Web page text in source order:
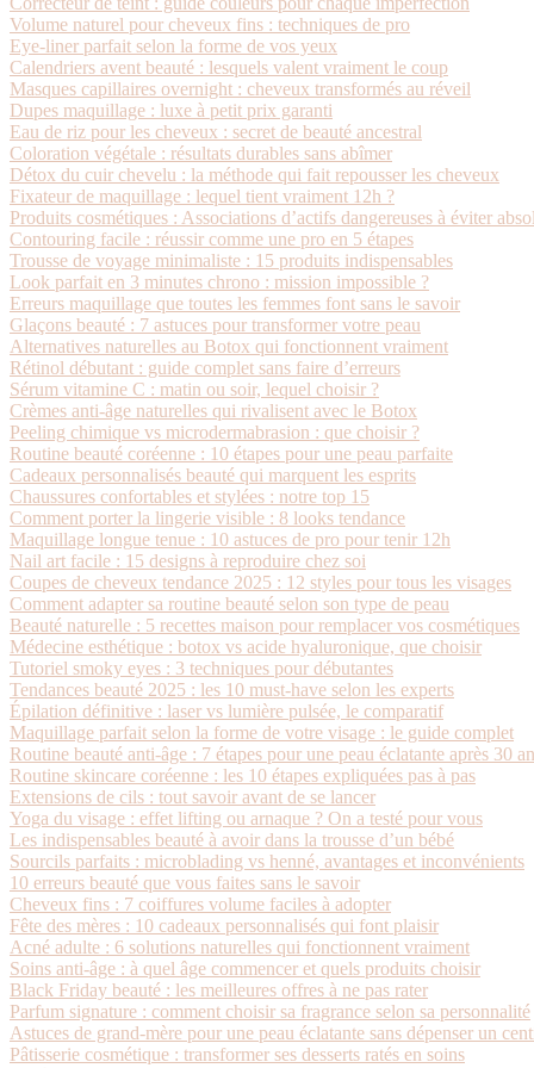
Volume naturel pour cheveux fins : techniques de pro
Eye-liner parfait selon la forme de vos yeux
Calendriers avent beauté : lesquels valent vraiment le coup
Masques capillaires overnight : cheveux transformés au réveil
Dupes maquillage : luxe à petit prix garanti
Eau de riz pour les cheveux : secret de beauté ancestral
Coloration végétale : résultats durables sans abîmer
Détox du cuir chevelu : la méthode qui fait repousser les cheveux
Fixateur de maquillage : lequel tient vraiment 12h ?
Produits cosmétiques : Associations d’actifs dangereuses à éviter
Contouring facile : réussir comme une pro en 5 étapes
Trousse de voyage minimaliste : 15 produits indispensables
Look parfait en 3 minutes chrono : mission impossible ?
Erreurs maquillage que toutes les femmes font sans le savoir
Glaçons beauté : 7 astuces pour transformer votre peau
Alternatives naturelles au Botox qui fonctionnent vraiment
Rétinol débutant : guide complet sans faire d’erreurs
Sérum vitamine C : matin ou soir, lequel choisir ?
Crèmes anti-âge naturelles qui rivalisent avec le Botox
Peeling chimique vs microdermabrasion : que choisir ?
Routine beauté coréenne : 10 étapes pour une peau parfaite
Cadeaux personnalisés beauté qui marquent les esprits
Chaussures confortables et stylées : notre top 15
Comment porter la lingerie visible : 8 looks tendance
Maquillage longue tenue : 10 astuces de pro pour tenir 12h
Nail art facile : 15 designs à reproduire chez soi
Coupes de cheveux tendance 2025 : 12 styles pour tous les visages
Comment adapter sa routine beauté selon son type de peau
Beauté naturelle : 5 recettes maison pour remplacer vos cosmétiques
Médecine esthétique : botox vs acide hyaluronique, que choisir
Tutoriel smoky eyes : 3 techniques pour débutantes
Tendances beauté 2025 : les 10 must-have selon les experts
Épilation définitive : laser vs lumière pulsée, le comparatif
Maquillage parfait selon la forme de votre visage : le guide complet
Routine beauté anti-âge : 7 étapes pour une peau éclatante après 30
Routine skincare coréenne : les 10 étapes expliquées pas à pas
Extensions de cils : tout savoir avant de se lancer
Yoga du visage : effet lifting ou arnaque ? On a testé pour vous
Les indispensables beauté à avoir dans la trousse d’un bébé
Sourcils parfaits : microblading vs henné, avantages et inconvénients
10 erreurs beauté que vous faites sans le savoir
Cheveux fins : 7 coiffures volume faciles à adopter
Fête des mères : 10 cadeaux personnalisés qui font plaisir
Acné adulte : 6 solutions naturelles qui fonctionnent vraiment
Soins anti-âge : à quel âge commencer et quels produits choisir
Black Friday beauté : les meilleures offres à ne pas rater
Parfum signature : comment choisir sa fragrance selon sa personnalité
Astuces de grand-mère pour une peau éclatante sans dépenser un
Pâtisserie cosmétique : transformer ses desserts ratés en soins